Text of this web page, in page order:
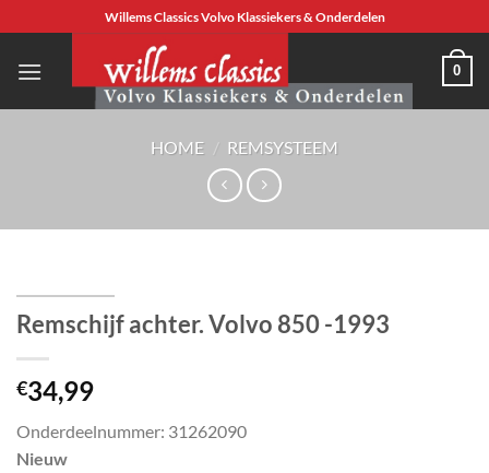
naar
inhoud
Willems Classics Volvo Klassiekers & Onderdelen
0
HOME / REMSYSTEEM
Remschijf achter. Volvo 850 -1993
€34,99
Onderdeelnummer: 31262090
Nieuw